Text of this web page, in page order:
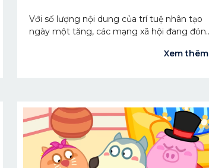
Với số lượng nội dung của trí tuệ nhân tạo
ngày một tăng, các mạng xã hội đang đón
năng AI được sáng tạo của riêng họ.Xem thêm